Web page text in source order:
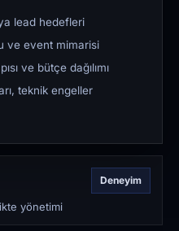
lead hedefleri
ve event mimarisi
ve bütçe dağılımı
teknik engeller
Deneyim
yönetimi